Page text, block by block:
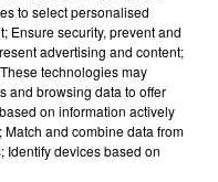
de demain et à
(H/F) en partenariat
le Haut-Rhin (68). Un
marque et
projet de vie.
to select personalised
Ensure security, prevent and
advertising and content;
technologies may
and browsing data to offer
on information actively
and combine data from
Identify devices based on